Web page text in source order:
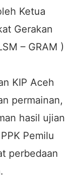
Ketua
Gerakan
– GRAM )
KIP Aceh
permainan,
hasil ujian
Pemilu
perbedaan